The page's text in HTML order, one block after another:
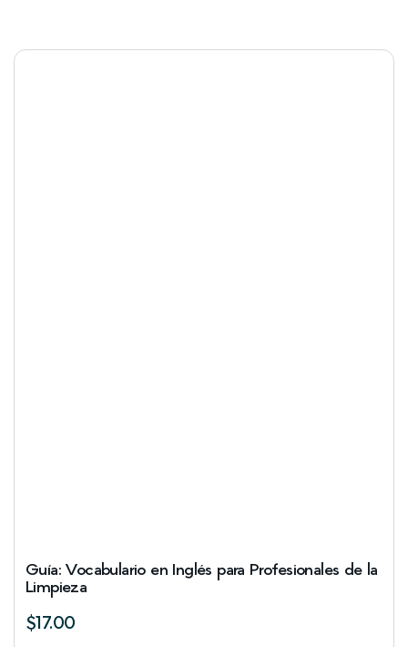
Guía: Vocabulario en Inglés para Profesionales de la
Limpieza
$17.00